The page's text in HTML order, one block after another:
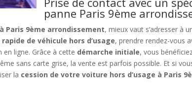
panne Paris 9ème
Paris 9ème arrondissement, mieux vaut s’adresser à
de véhicule hors d’usage, prendre rendez-vous
ligne. Grâce à cette démarche initiale, vous
sans carte grise, la vente est parfois possible. Et si
la cession de votre voiture hors d’usage à Paris